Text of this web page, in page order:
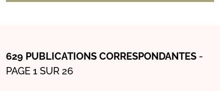
629 PUBLICATIONS CORRESPONDANTES -
PAGE 1 SUR 26